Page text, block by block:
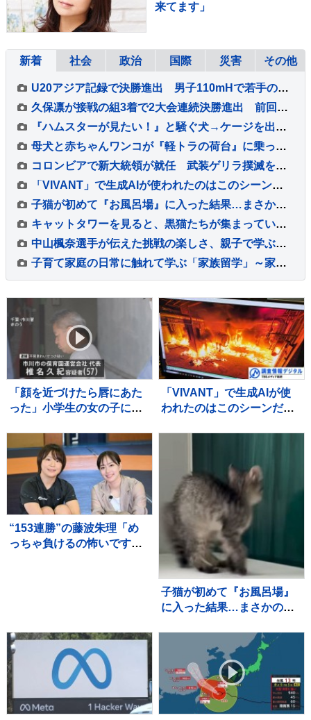
来てます」
新着 社会 政治 国際 災害 その他
U20アジア記録で決勝進出 男子110mHで若手のホープ古賀ジェレミーが泉谷駿介以来の決勝進出【U20世界陸上】
久保凛が接戦の組3着で2大会連続決勝進出 前回大会は6位入賞【U20世界陸上】
『ハムスターが見たい！』と騒ぐ犬→ケージを出してあげると、ジーッと見つめて…人間の子どものような光景に反響「なんて尊いの」「姿勢がｗ」
母犬と赤ちゃんワンコが『軽トラの荷台』に乗った結果→通ったら二度見する『尊すぎる警備』が217万再生「可愛いの渋滞」「たまらない景色」
コロンビアで新大統領が就任 武装ゲリラ撲滅を誓う
「VIVANT」で生成AIが使われたのはこのシーンだ！～TBSドラマ初の本格利用～【調査情報デジタル】
子猫が初めて『お風呂場』に入った結果…まさかの『可愛すぎる展開』が45万再生「兄猫たちがたまらんｗ」「見守り隊が増えて笑った」
キャットタワーを見ると、黒猫たちが集まっていて…まるで雑誌の表紙のような『素敵すぎる瞬間』に２万いいね「圧巻」「かわいすぎる影分身」
中山楓奈選手が伝えた挑戦の楽しさ、親子で学ぶスケートボードと正しいキズケアの大切さ
子育て家庭の日常に触れて学ぶ「家族留学」～家庭を持つことに不安を抱く若い世代に寄り添う取り組み～【調査情報デジタル】
「顔を近づけたら唇にあた
った」小学生の女の子にわ
会社代表の男を逮捕 千
葉・市川市
「VIVANT」で生成AIが使
われたのはこのシーンだ！
“153連勝”の藤波朱理「め
っちゃ負けるの怖いです」
子猫が初めて『お風呂場』
に入った結果…まさかの
再生「兄猫たちがたまらん
ｗ」「見守り隊が増えて笑
った」